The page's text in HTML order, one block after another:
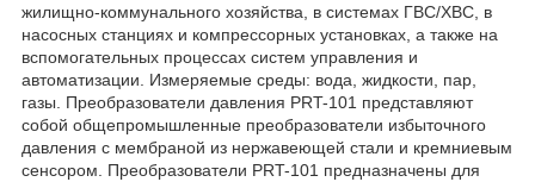
жилищно-коммунального хозяйства, в системах ГВС/ХВС, в
насосных станциях и компрессорных установках, а также на
вспомогательных процессах систем управления и
автоматизации. Измеряемые среды: вода, жидкости, пар,
газы. Преобразователи давления PRT-101 представляют
собой общепромышленные преобразователи избыточного
давления с мембраной из нержавеющей стали и кремниевым
сенсором. Преобразователи PRT-101 предназначены для